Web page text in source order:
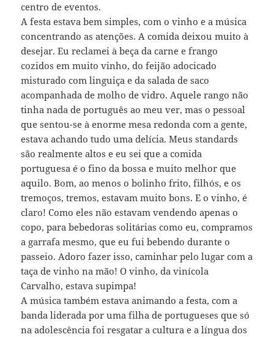
centro de eventos.
A festa estava bem simples, com o vinho e a música
concentrando as atenções. A comida deixou muito à
desejar. Eu reclamei à beça da carne e frango
cozidos em muito vinho, do feijão adocicado
misturado com linguiça e da salada de saco
acompanhada de molho de vidro. Aquele rango não
tinha nada de português ao meu ver, mas o pessoal
que sentou-se à enorme mesa redonda com a gente,
estava achando tudo uma delícia. Meus standards
são realmente altos e eu sei que a comida
portuguesa é o fino da bossa e muito melhor que
aquilo. Bom, ao menos o bolinho frito, filhós, e os
tremoços, tremos, estavam muito bons. E o vinho, é
claro! Como eles não estavam vendendo apenas o
copo, para bebedoras solitárias como eu, compramos
a garrafa mesmo, que eu fui bebendo durante o
passeio. Adoro fazer isso, caminhar pelo lugar com a
taça de vinho na mão! O vinho, da vinícola
Carvalho, estava supimpa!
A música também estava animando a festa, com a
banda liderada por uma filha de portugueses que só
na adolescência foi resgatar a cultura e a língua dos